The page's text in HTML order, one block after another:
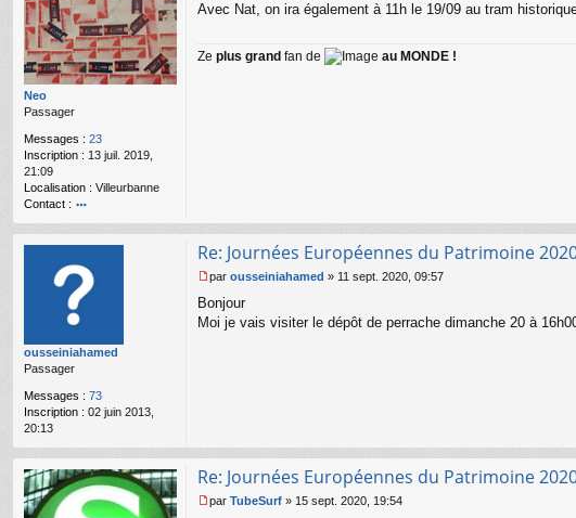
Neo
Passager
Messages : 23
Inscription : 13 juil. 2019,
21:09
Localisation : Villeurbanne
Contact :
o
te
r
N
e
s
g
Avec Nat, on ira également à 11h le 19/09 au tram
Ze plus grand fan de au MONDE !
ousseiniahamed
Passager
Messages : 73
Inscription : 02 juin 2013,
20:13
Re: Journées Européennes du Patrimoine
e
s
l
par ousseiniahamed » 11 sept. 2020, 09:57
Bonjour
Moi je vais visiter le dépôt de perrache dimanche 20 à
Re: Journées Européennes du Patrimoine
par TubeSurf » 15 sept. 2020, 19:54